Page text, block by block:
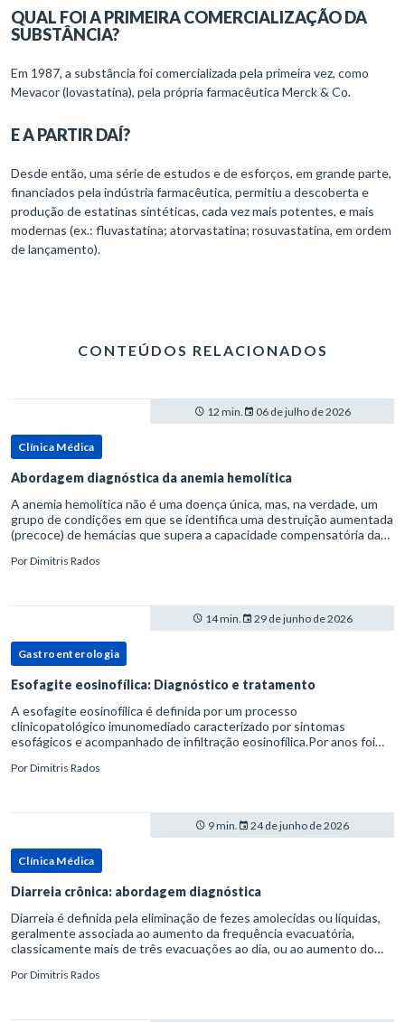
QUAL FOI A PRIMEIRA COMERCIALIZAÇÃO DA
SUBSTÂNCIA?
Em 1987, a substância foi comercializada pela primeira vez, como
Mevacor (lovastatina), pela própria farmacêutica Merck & Co.
E A PARTIR DAÍ?
Desde então, uma série de estudos e de esforços, em grande parte,
financiados pela indústria farmacêutica, permitiu a descoberta e
produção de estatinas sintéticas, cada vez mais potentes, e mais
modernas (ex.: fluvastatina; atorvastatina; rosuvastatina, em ordem
de lançamento).
CONTEÚDOS RELACIONADOS
12 min. 06 de julho de 2026
Clínica Médica
Abordagem diagnóstica da anemia hemolítica
A anemia hemolítica não é uma doença única, mas, na verdade, um
grupo de condições em que se identifica uma destruição aumentada
(precoce) de hemácias que supera a capacidade compensatória da
PorDimitris Rados
14 min. 29 de junho de 2026
Gastroenterologia
Esofagite eosinofílica: Diagnóstico e tratamento
A esofagite eosinofílica é definida por um processo
clinicopatológico imunomediado caracterizado por sintomas
esofágicos e acompanhado de infiltração eosinofílica.Por anos foi
refluxo gastr
PorDimitris Rados
9 min. 24 de junho de 2026
Clínica Médica
Diarreia crônica: abordagem diagnóstica
Diarreia é definida pela eliminação de fezes amolecidas ou líquidas,
geralmente associada ao aumento da frequência evacuatória,
classicamente mais de três evacuações ao dia, ou ao aumento do
PorDimitris Rados